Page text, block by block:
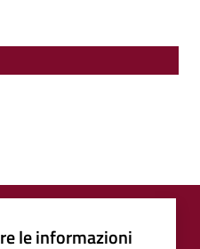
le informazioni